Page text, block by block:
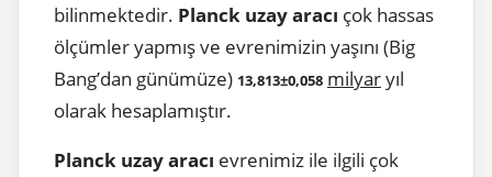
bilinmektedir. Planck uzay aracı çok hassas
ölçümler yapmış ve evrenimizin yaşını (Big
Bang’dan günümüze) 13,813±0,058 milyaryıl
olarak hesaplamıştır.
Planck uzay aracı evrenimiz ile ilgili çok